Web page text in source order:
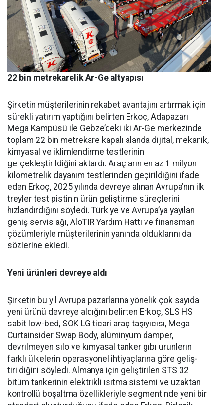
22 bin metrekarelik Ar-Ge altyapısı
Şirketin müşterilerinin reka­bet avantajını artırmak için
sü­rekli yatırım yaptığını belirten Erkoç, Adapazarı
Mega Kampü­sü ile Gebze’deki iki Ar-Ge mer­kezinde
toplam 22 bin metreka­re kapalı alanda dijital, mekanik,
kimyasal ve iklimlendirme test­lerinin
gerçekleştirildiğini ak­tardı. Araçların en az 1 milyon
kilometrelik dayanım testlerin­den geçirildiğini ifade
eden Er­koç, 2025 yılında devreye alınan Avrupa’nın ilk
treyler test pisti­nin ürün geliştirme süreçlerini
hızlandırdığını söyledi. Türkiye ve Avrupa’ya yayılan
geniş ser­vis ağı, AloTIR Yardım Hattı ve finansman
çözümleriyle müşte­rilerinin yanında olduklarını da
sözlerine ekledi.
Yeni ürünleri devreye aldı
Şirketin bu yıl Avrupa pazar­larına yönelik çok sayıda
yeni ürünü devreye aldığını belirten Erkoç, SLS HS
sabit low-bed, SOK LG ticari araç taşıyıcısı, Mega
Curtainsider Swap Body, alüminyum damper,
devrilme­yen silo ve kimyasal tanker gibi ürünlerin
farklı ülkelerin ope­rasyonel ihtiyaçlarına göre geliş­
tirildiğini söyledi. Almanya için geliştirilen STS 32
bitüm tan­kerinin elektrikli ısıtma siste­mi ve uzaktan
kontrollü boşalt­ma özellikleriyle segmentinde yeni bir